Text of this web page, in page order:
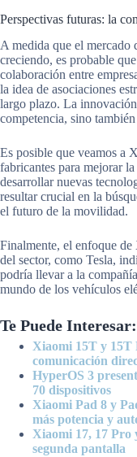
Perspectivas futuras: la
A medida que el mercado
creciendo, es probable
colaboración entre
la idea de asociaciones
largo plazo. La
competencia, sino
Es posible que veamos a
fabricantes para mejorar
desarrollar nuevas
resultar crucial en la
el futuro de la movilidad.
Finalmente, el enfoque
del sector, como Tesla,
podría llevar a la
mundo de los vehículos
Te Puede Interesar:
Xiaomi 15T y 15T
comunicación
HyperOS 3
70 dispositivos
Xiaomi Pad 8 y
más potencia y
Xiaomi 17, 17 Pro
segunda pantalla